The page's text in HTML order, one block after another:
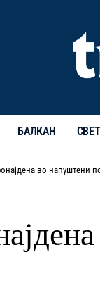
БАЛКАН СВЕТ
во напуштени